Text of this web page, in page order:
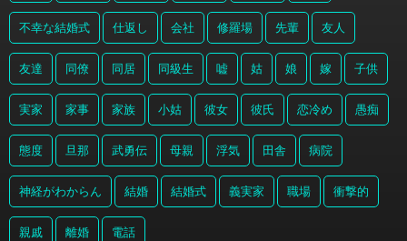
不幸な結婚式 仕返し 会社 修羅場 先輩 友人
友達 同僚 同居 同級生 嘘 姑 娘 嫁 子供
実家 家事 家族 小姑 彼女 彼氏 恋冷め 愚痴
態度 旦那 武勇伝 母親 浮気 田舎 病院
神経がわからん 結婚 結婚式 義実家 職場 衝撃的
親戚 離婚 電話